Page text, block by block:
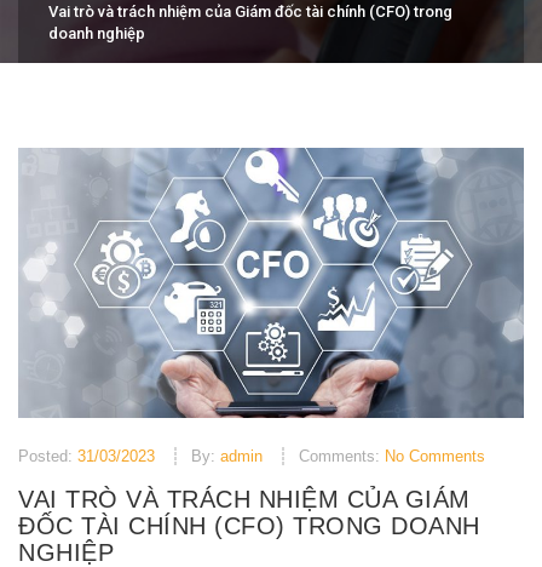
Vai trò và trách nhiệm của Giám đốc tài chính (CFO) trong
doanh nghiệp
Posted: 31/03/2023 By: admin Comments: No Comments
VAI TRÒ VÀ TRÁCH NHIỆM CỦA GIÁM
ĐỐC TÀI CHÍNH (CFO) TRONG DOANH
NGHIỆP